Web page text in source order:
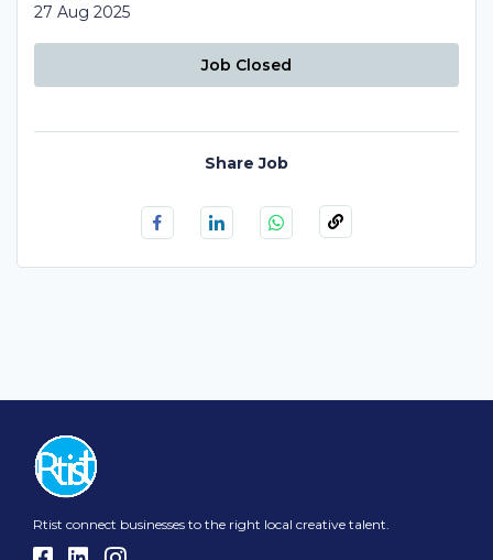
27 Aug 2025
Job Closed
Share Job
Rtist connect businesses to the right local creative talent.